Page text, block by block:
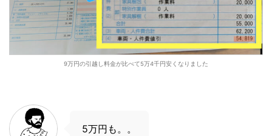
9万円の引越し料金が比べて5万4千円安くなりました
5万円も。。